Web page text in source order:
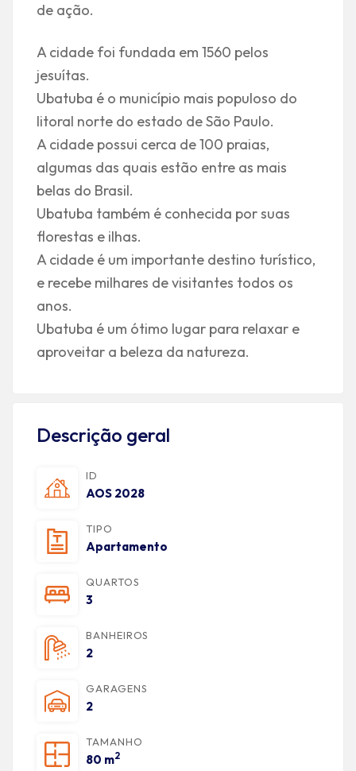
de ação.
A cidade foi fundada em 1560 pelos
jesuítas.
Ubatuba é o município mais populoso do
litoral norte do estado de São Paulo.
A cidade possui cerca de 100 praias,
algumas das quais estão entre as mais
belas do Brasil.
Ubatuba também é conhecida por suas
florestas e ilhas.
A cidade é um importante destino turístico,
e recebe milhares de visitantes todos os
anos.
Ubatuba é um ótimo lugar para relaxar e
aproveitar a beleza da natureza.
Descrição geral
ID
AOS 2028
TIPO
Apartamento
QUARTOS
3
BANHEIROS
2
GARAGENS
2
TAMANHO
80 m2